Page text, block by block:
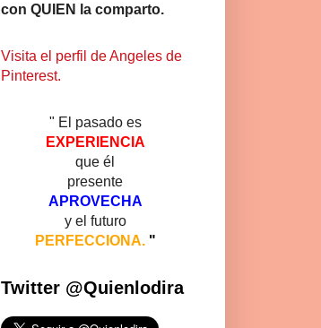
con QUIEN la comparto.
Visita el perfil de Angeles de
Pinterest.
" El pasado es
EXPERIENCIA
que él
presente
APROVECHA
y el futuro
PERFECCIONA. "
Twitter @Quienlodira